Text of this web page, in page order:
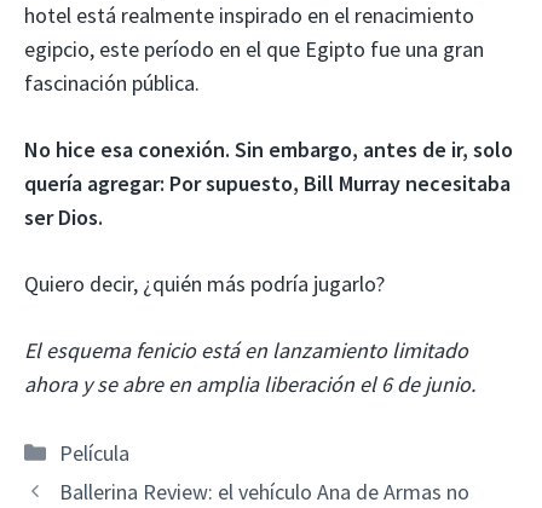
hotel está realmente inspirado en el renacimiento
egipcio, este período en el que Egipto fue una gran
fascinación pública.
No hice esa conexión. Sin embargo, antes de ir, solo
quería agregar: Por supuesto, Bill Murray necesitaba
ser Dios.
Quiero decir, ¿quién más podría jugarlo?
El esquema fenicio está en lanzamiento limitado
ahora y se abre en amplia liberación el 6 de junio.
Categorías
Película
Ballerina Review: el vehículo Ana de Armas no